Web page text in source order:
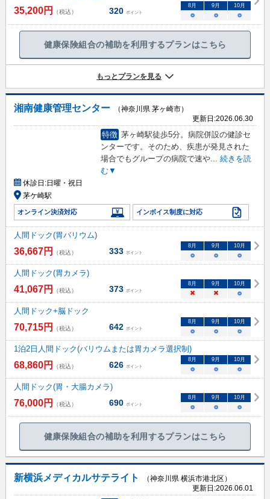
35,200円 （税込） 320 ポイント
8 月 9 月 10月
○ ○ ○
健康保険組合の補助を利用するプランはこちら
もっとプランを見る
湘南健康管理センター
（神奈川県 茅ヶ崎市）
更新日:2026.06.30
特徴 茅ヶ崎駅徒歩5分。病院併設の健診セ
ンターです。そのため、疾患が発見された
場合でもグループの病院で速や... 続きを読
む▼
休診日:日曜・祝日
茅ケ崎駅
オンライン決済対応 インボイス制度に対応
人間ドック(胃バリウム)
36,667円 （税込） 333 ポイント
8月 9月 10月
○ ○ ○
人間ドック(胃カメラ)
41,067円 （税込） 373 ポイント
8月 9月 10月
× × ○
人間ドック+脳ドック
70,715円 （税込） 642 ポイント
8月 9月 10月
○ ○ ○
1泊2日人間ドック(バリウムまたは胃カメラ選択制)
68,860円 （税込） 626 ポイント
8月 9月 10月
○ ○ ○
人間ドック(胃・大腸カメラ)
76,000円 （税込） 690 ポイント
8月 9月 10月
○ ○ ○
健康保険組合の補助を利用するプランはこちら
新横浜メディカルサテライト
（神奈川県 横浜市港北区）
更新日:2026.06.01